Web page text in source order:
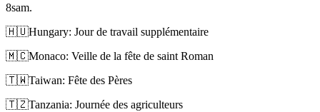
8sam.
🇭🇺Hungary: Jour de travail supplémentaire
🇲🇨Monaco: Veille de la fête de saint Roman
🇹🇼Taiwan: Fête des Pères
🇹🇿Tanzania: Journée des agriculteurs